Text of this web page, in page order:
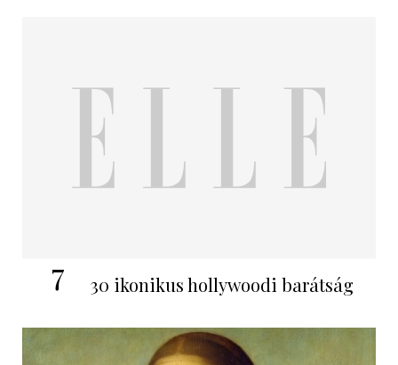
7 30 ikonikus hollywoodi barátság